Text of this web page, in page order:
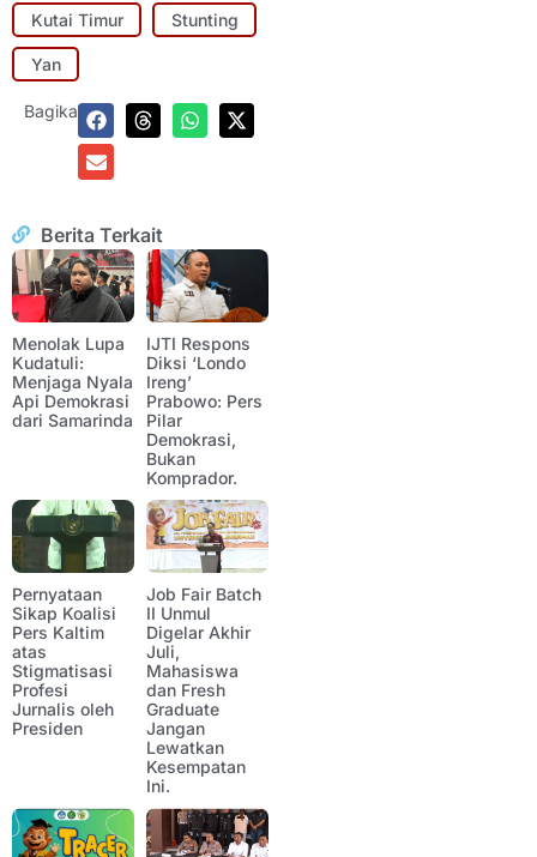
Kutai Timur Stunting
Yan
Bagikan:
Berita Terkait
Menolak Lupa
Kudatuli:
Menjaga Nyala
Api Demokrasi
dari Samarinda
IJTI Respons
Diksi ‘Londo
Ireng’
Prabowo: Pers
Pilar
Demokrasi,
Bukan
Komprador.
Pernyataan
Sikap Koalisi
Pers Kaltim
atas
Stigmatisasi
Profesi
Jurnalis oleh
Presiden
Job Fair Batch
II Unmul
Digelar Akhir
Juli,
Mahasiswa
dan Fresh
Graduate
Jangan
Lewatkan
Kesempatan
Ini.